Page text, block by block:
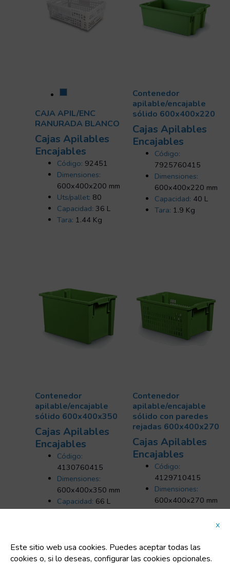
CAJA APIL/ENC
RANURADA BLANCO
Cajas Apilables
Encajables
Código: 92451
Dimensiones:
600x400x200 mm
Uts/pallet: 80
Capacidad: 36 L
Tara: 1.44 Kg
Contenedor
apilable/encajable
sólido 600x400x220
Cajas Apilables
Encajables
Código:
7925760415
Dimensiones:
600x400x220 mm
Capacidad: 40 L
Tara: 1.9 Kg
Contenedor
apilable/encajable
sólido 600x400x350
Cajas Apilables
Encajables
Código:
4130760415
Dimensiones:
600x400x350 mm
Capacidad: 66 L
Tara:2.5 Kg
Contenedor
apilable/encajable
sólido con paredes
rejadas 600x400x270
Cajas Apilables
Encajables
Código:
4129710415
Dimensiones:
600x400x270 mm
Capacidad:50 L
Este sitio web usa cookies. Puedes aceptar todas las
cookies o, si lo deseas, configurar las cookies opcionales.
x